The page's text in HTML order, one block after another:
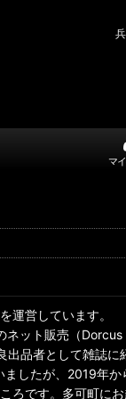
マ
運営しています。
ット販売（
品者として雑誌に
したが、2019年
です。多可町に